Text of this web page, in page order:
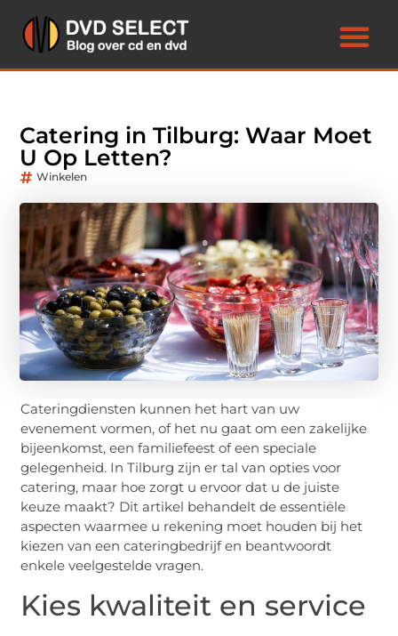
Catering in Tilburg: Waar Moet
U Op Letten?
Winkelen
Cateringdiensten kunnen het hart van uw
evenement vormen, of het nu gaat om een zakelijke
bijeenkomst, een familiefeest of een speciale
gelegenheid. In Tilburg zijn er tal van opties voor
catering, maar hoe zorgt u ervoor dat u de juiste
keuze maakt? Dit artikel behandelt de essentiële
aspecten waarmee u rekening moet houden bij het
kiezen van een cateringbedrijf en beantwoordt
enkele veelgestelde vragen.
Kies kwaliteit en service